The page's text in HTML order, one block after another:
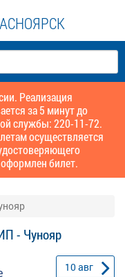
Реализация
за 5 минут до
службы: 220-11-72.
осуществляется
билет.
- Чунояр
10авг